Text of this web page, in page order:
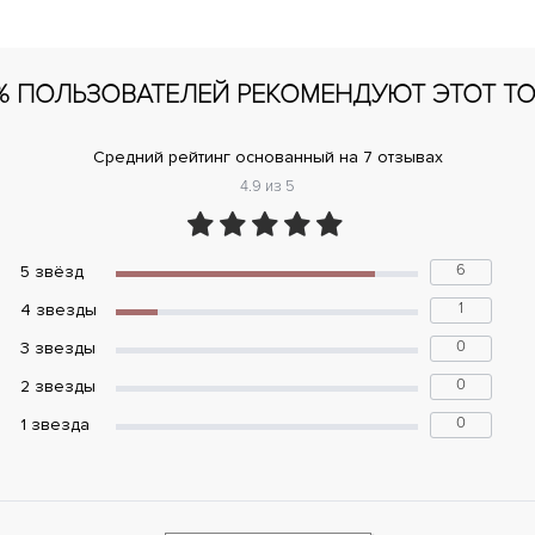
ПОЛЬЗОВАТЕЛЕЙ РЕКОМЕНДУЮТ ЭТОТ
Средний рейтинг основанный на 7 отзывах
4.9 из 5
5 звёзд 6
4 звeзды 1
3 звeзды 0
2 звeзды 0
1 звeзда 0